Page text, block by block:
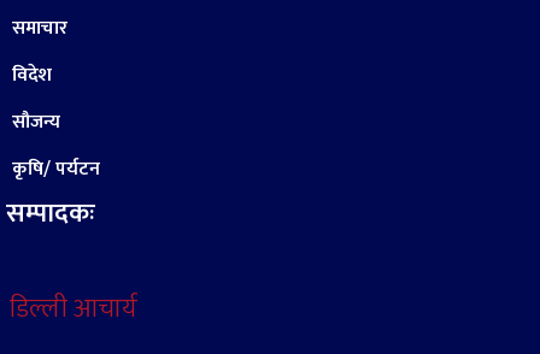
समाचार
विदेश
सौजन्य
कृषि/ पर्यटन
सम्पादकः
डिल्ली आचार्य